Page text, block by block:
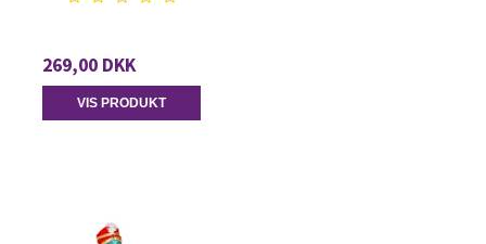
269,00 DKK
VIS PRODUKT